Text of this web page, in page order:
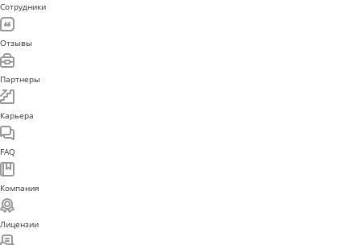
Сотрудники
Отзывы
Партнеры
Карьера
FAQ
Компания
Лицензии